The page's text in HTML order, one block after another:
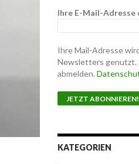
Ihre E-Mail-Adresse
Ihre Mail-Adresse
Newsletters genutzt.
abmelden.
KATEGORIEN